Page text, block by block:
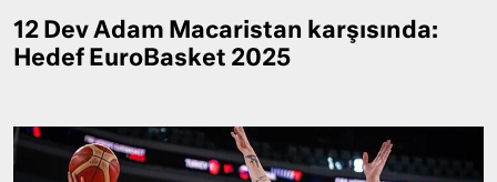
12 Dev Adam Macaristan karşısında:
Hedef EuroBasket 2025